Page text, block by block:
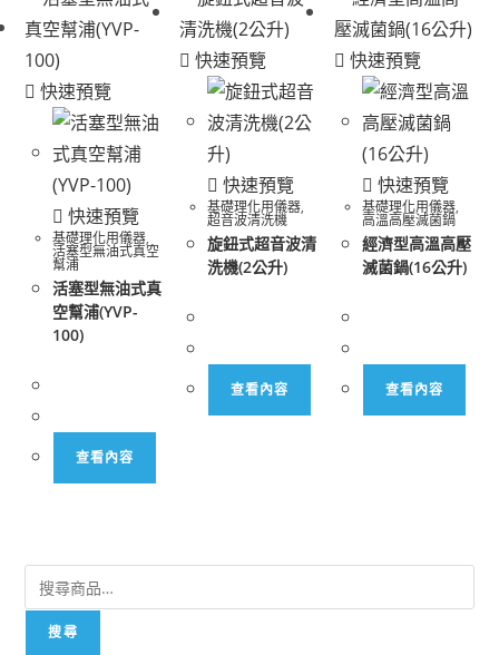
快速預覽
快速預覽
基礎理化用儀器,
活塞型無油式真空
幫浦
活塞型無油式真
空幫浦(YVP-
100)
查看內容
快速預覽
快速預覽
基礎理化用儀器,
超音波清洗機
旋鈕式超音波清
洗機(2公升)
查看內容
快速預覽
快速預覽
基礎理化用儀器,
高溫高壓滅菌鍋
經濟型高溫高壓
滅菌鍋(16公升)
查看內容
搜尋